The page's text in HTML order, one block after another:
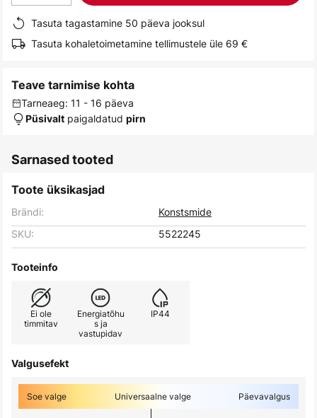
Tasuta tagastamine 50 päeva jooksul
Tasuta kohaletoimetamine tellimustele üle 69 €
Teave tarnimise kohta
Tarneaeg: 11 - 16 päeva
Püsivalt paigaldatud pirn
Sarnased tooted
Toote üksikasjad
Brändi:
Konstsmide
SKU:
5522245
Tooteinfo
Ei ole
timmitav
Energiatõhu
s ja
vastupidav
IP44
Valgusefekt
Soe valge Universaalne valge Päevavalgus